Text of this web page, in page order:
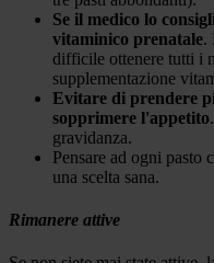
Se il medico lo
vitaminico prenatale.
difficile ottenere tutti i
supplementazione
Evitare di prendere
sopprimere l'appetito
gravidanza.
Pensare ad ogni pasto
una scelta sana.
Rimanere attive